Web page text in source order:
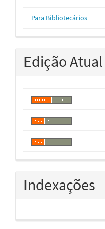
Para Bibliotecários
Edição Atual
Indexações